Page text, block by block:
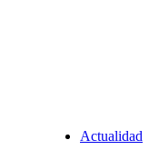
Actualidad